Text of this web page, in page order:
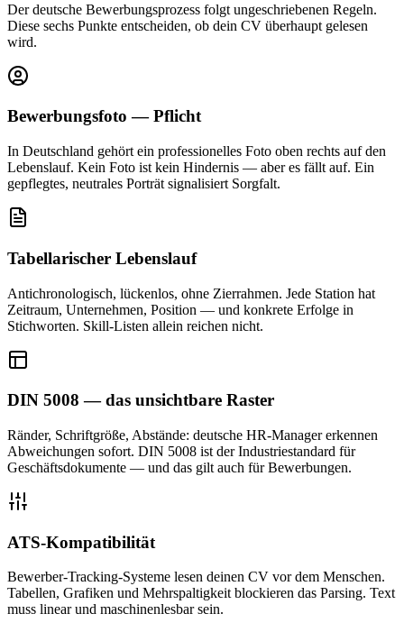
Der deutsche Bewerbungsprozess folgt ungeschriebenen Regeln.
Diese sechs Punkte entscheiden, ob dein CV überhaupt gelesen
wird.
Bewerbungsfoto — Pflicht
In Deutschland gehört ein professionelles Foto oben rechts auf den
Lebenslauf. Kein Foto ist kein Hindernis — aber es fällt auf. Ein
gepflegtes, neutrales Porträt signalisiert Sorgfalt.
Tabellarischer Lebenslauf
Antichronologisch, lückenlos, ohne Zierrahmen. Jede Station hat
Zeitraum, Unternehmen, Position — und konkrete Erfolge in
Stichworten. Skill-Listen allein reichen nicht.
DIN 5008 — das unsichtbare Raster
Ränder, Schriftgröße, Abstände: deutsche HR-Manager erkennen
Abweichungen sofort. DIN 5008 ist der Industriestandard für
Geschäftsdokumente — und das gilt auch für Bewerbungen.
ATS-Kompatibilität
Bewerber-Tracking-Systeme lesen deinen CV vor dem Menschen.
Tabellen, Grafiken und Mehrspaltigkeit blockieren das Parsing. Text
muss linear und maschinenlesbar sein.